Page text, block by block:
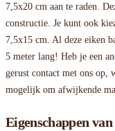
7,5x20 cm aan te raden.
constructie. Je kunt ook
7,5x15 cm. Al deze eiken
5 meter lang! Heb je een
gerust contact met ons op,
mogelijk om afwijkende
Eigenschappen